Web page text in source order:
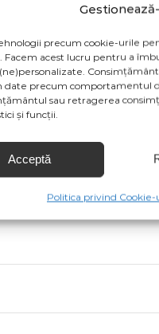
precum cookie-urile
Facem acest lucru pentru a
date precum comportamentul
sau retragerea
și funcții.
Acceptă
Politica privind Cookie-
pe stoc anumite
inchirierea bradului
locatiile aflate in
clientul.
sunt cu titlu
de culoare să fie
la producătorul